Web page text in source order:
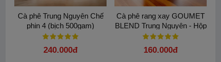
Cà phê Trung Nguyên Chế
phin 4 (bịch 500gam)
240.000đ
Cà phê rang xay GOUMET
BLEND Trung Nguyên - Hộp
500G
160.000đ